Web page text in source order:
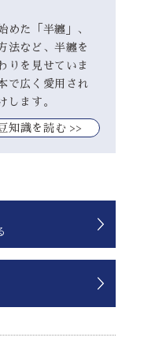
めた「半纏」、
法など、半纏を
りを見せていま
で広く愛用され
します。
知識を読む >>